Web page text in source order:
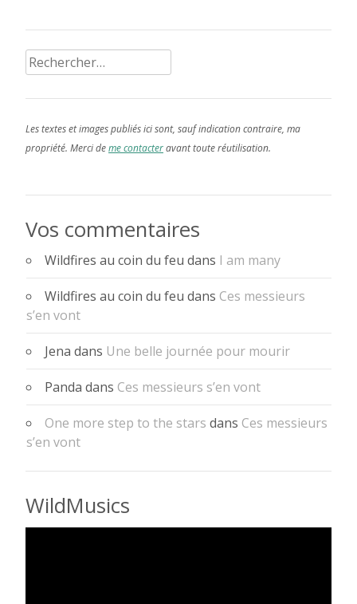
Rechercher :
Les textes et images publiés ici sont, sauf indication contraire, ma
propriété. Merci deme contacteravant toute réutilisation.
Vos commentaires
Wildfires au coin du feu dans I am many
Wildfires au coin du feu dans Ces messieurs
s’en vont
Jena dans Une belle journée pour mourir
Panda dans Ces messieurs s’en vont
One more step to the stars dans Ces messieurs
s’en vont
WildMusics